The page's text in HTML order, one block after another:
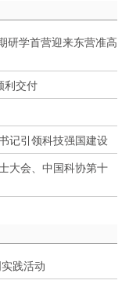
研学首营迎来东营准高
利交付
记引领科技强国建设
大会、中国科协第十
践活动